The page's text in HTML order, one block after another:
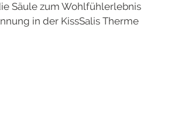
Säule zum Wohlfühlerlebnis
in der KissSalis Therme